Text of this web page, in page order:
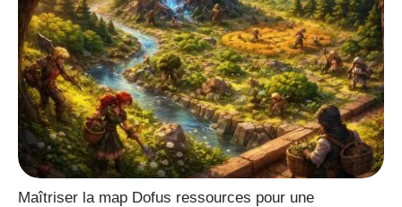
Maîtriser la map Dofus ressources pour une